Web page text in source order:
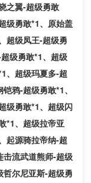
之翼-超级勇敢
级勇敢*1、原始盖
超级凤王-超级勇
级勇敢*1、超级
、超级玛夏多-超
鸦-超级勇敢*1、
级勇敢*1、超级闪
*1、超级拉帝亚
起源骑拉帝纳-超
流武道熊师-超级
尔尼亚斯-超级勇